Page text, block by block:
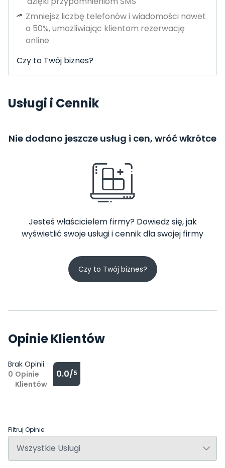
Zmniejsz liczbę telefonów i wiadomości nawet
o 50%, umożliwiając klientom rezerwację
online
Czy to Twój biznes?
Usługi i Cennik
Nie dodano jeszcze usług i cen, wróć wkrótce
Jesteś właścicielem firmy? Dowiedz się, jak
wyświetlić swoje usługi i cennik dla swojej firmy
Czy to Twój biznes?
Opinie Klientów
Brak Opinii
0 Opinie
Klientów
0.0/5
Filtruj Opinie